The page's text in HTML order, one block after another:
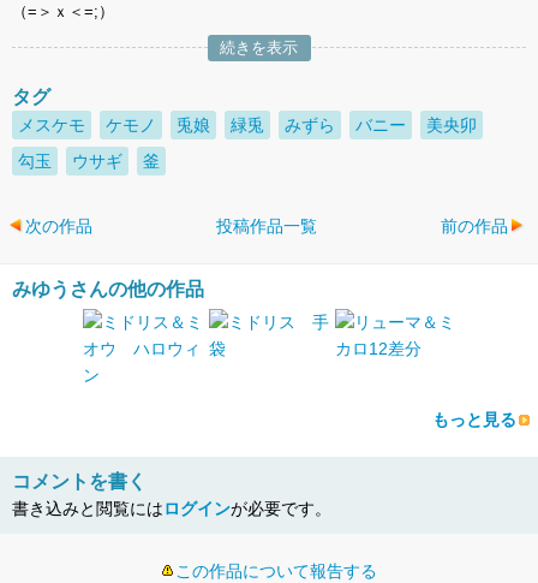
（=＞ｘ＜=;）
続きを表示
タグ
メスケモ ケモノ 兎娘 緑兎 みずら バニー
美央卯
勾玉
ウサギ 釜
次の作品 投稿作品一覧 前の作品
みゆうさんの他の作品
もっと見る
コメントを書く
書き込みと閲覧にはログインが必要です。
この作品について報告する